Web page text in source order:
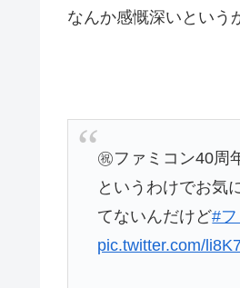
なんか感慨深いという
㊗ファミコン40周
というわけでお気
てないんだけど#
pic.twitter.com/